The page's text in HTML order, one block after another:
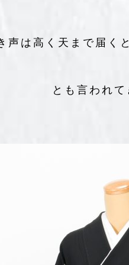
声は高く天まで届く
とも言われて